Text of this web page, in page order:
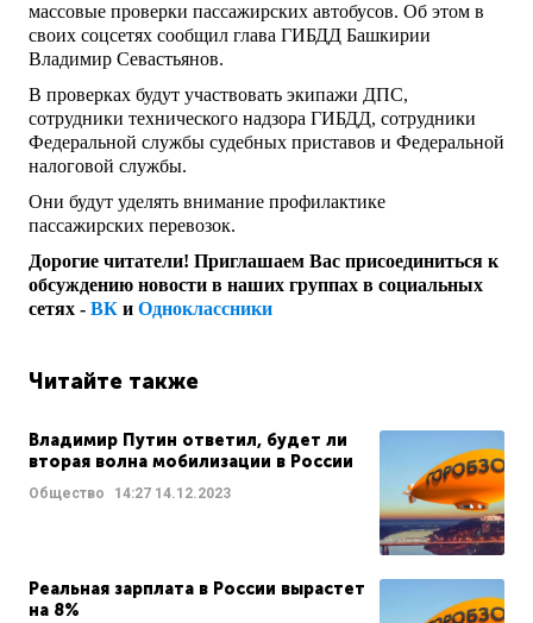
массовые проверки пассажирских автобусов. Об этом в
своих соцсетях сообщил глава ГИБДД Башкирии
Владимир Севастьянов.
В проверках будут участвовать экипажи ДПС,
сотрудники технического надзора ГИБДД, сотрудники
Федеральной службы судебных приставов и Федеральной
налоговой службы.
Они будут уделять внимание профилактике
пассажирских перевозок.
Дорогие читатели! Приглашаем Вас присоединиться к
обсуждению новости в наших группах в социальных
сетях - ВК и Одноклассники
Читайте также
Владимир Путин ответил, будет ли
вторая волна мобилизации в России
Общество 14:27 14.12.2023
Реальная зарплата в России вырастет
на 8%